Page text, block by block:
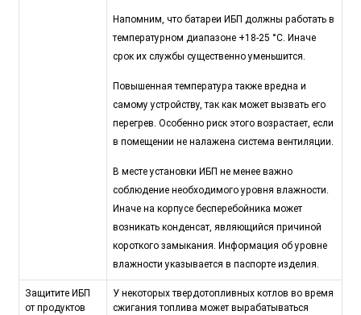
Напомним, что батареи ИБП должны работать в
температурном диапазоне +18-25 °C. Иначе
срок их службы существенно уменьшится.
Повышенная температура также вредна и
самому устройству, так как может вызвать его
перегрев. Особенно риск этого возрастает, если
в помещении не налажена система вентиляции.
В месте установки ИБП не менее важно
соблюдение необходимого уровня влажности.
Иначе на корпусе бесперебойника может
возникать конденсат, являющийся причиной
короткого замыкания. Информация об уровне
влажности указывается в паспорте изделия.
Защитите ИБП
от продуктов
У некоторых твердотопливных котлов во время
сжигания топлива может вырабатываться